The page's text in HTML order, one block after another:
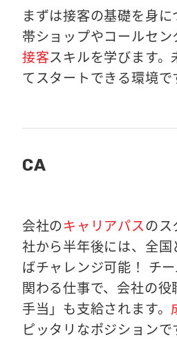
まずは接客の基礎を身
帯ショップやコールセ
接客スキルを学びます
てスタートできる環境で
CA
会社のキャリアパスのス
社から半年後には、全
ばチャレンジ可能！ チ
関わる仕事で、会社の
手当」も支給されます。
ピッタリなポジションで